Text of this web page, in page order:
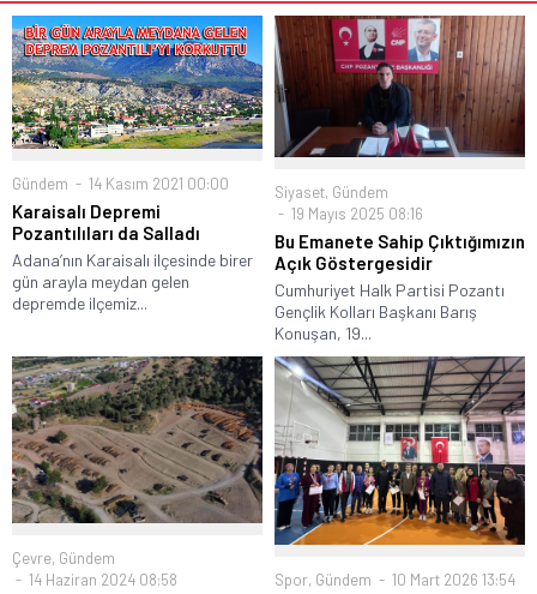
Gündem 14 Kasım 2021 00:00
Karaisalı Depremi
Pozantılıları da Salladı
Adana’nın Karaisalı ilçesinde birer
gün arayla meydan gelen
depremde ilçemiz...
Siyaset, Gündem
19 Mayıs 2025 08:16
Bu Emanete Sahip Çıktığımızın
Açık Göstergesidir
Cumhuriyet Halk Partisi Pozantı
Gençlik Kolları Başkanı Barış
Konuşan, 19...
Çevre, Gündem
14 Haziran 2024 08:58
Spor, Gündem 10 Mart 2026 13:54